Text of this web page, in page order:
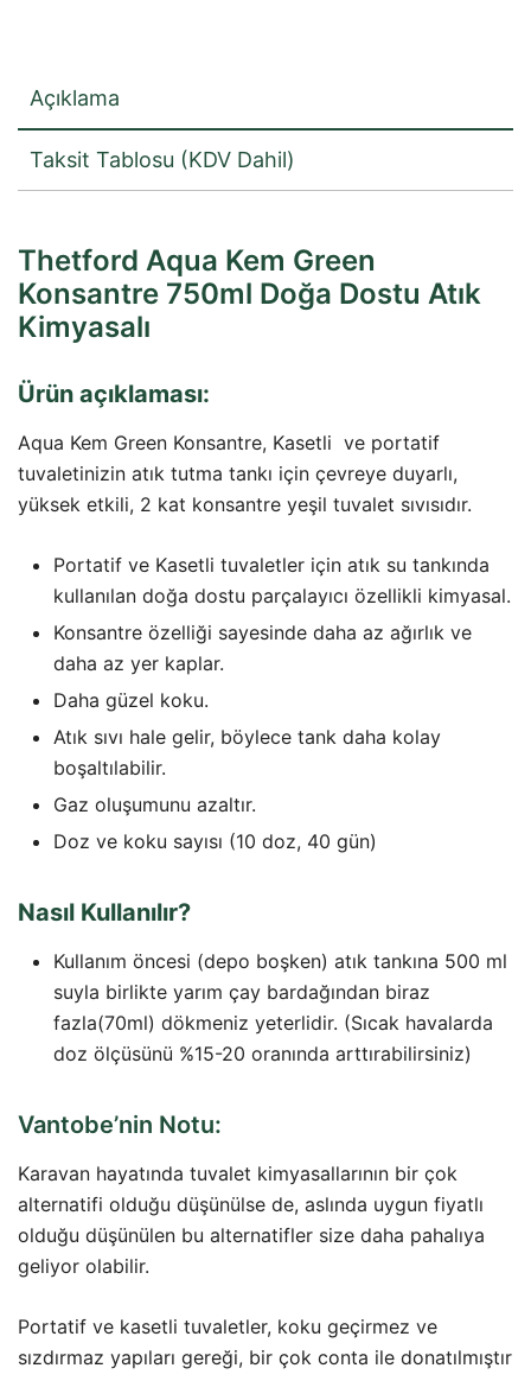
Açıklama
Taksit Tablosu (KDV Dahil)
Thetford Aqua Kem Green
Konsantre 750ml Doğa Dostu Atık
Kimyasalı
Ürün açıklaması:
Aqua Kem Green Konsantre, Kasetli ve portatif
tuvaletinizin atık tutma tankı için çevreye duyarlı,
yüksek etkili, 2 kat konsantre yeşil tuvalet sıvısıdır.
Portatif ve Kasetli tuvaletler için atık su tankında
kullanılan doğa dostu parçalayıcı özellikli kimyasal.
Konsantre özelliği sayesinde daha az ağırlık ve
daha az yer kaplar.
Daha güzel koku.
Atık sıvı hale gelir, böylece tank daha kolay
boşaltılabilir.
Gaz oluşumunu azaltır.
Doz ve koku sayısı (10 doz, 40 gün)
Nasıl Kullanılır?
Kullanım öncesi (depo boşken) atık tankına 500 ml
suyla birlikte yarım çay bardağından biraz
fazla(70ml) dökmeniz yeterlidir. (Sıcak havalarda
doz ölçüsünü %15-20 oranında arttırabilirsiniz)
Vantobe’nin Notu:
Karavan hayatında tuvalet kimyasallarının bir çok
alternatifi olduğu düşünülse de, aslında uygun fiyatlı
olduğu düşünülen bu alternatifler size daha pahalıya
geliyor olabilir.
Portatif ve kasetli tuvaletler, koku geçirmez ve
sızdırmaz yapıları gereği, bir çok conta ile donatılmıştır